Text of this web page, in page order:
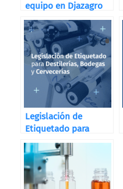
equipo en Djazagro
Legislación de
Etiquetado para
Destilerías, Bodegas
y Cervecerías